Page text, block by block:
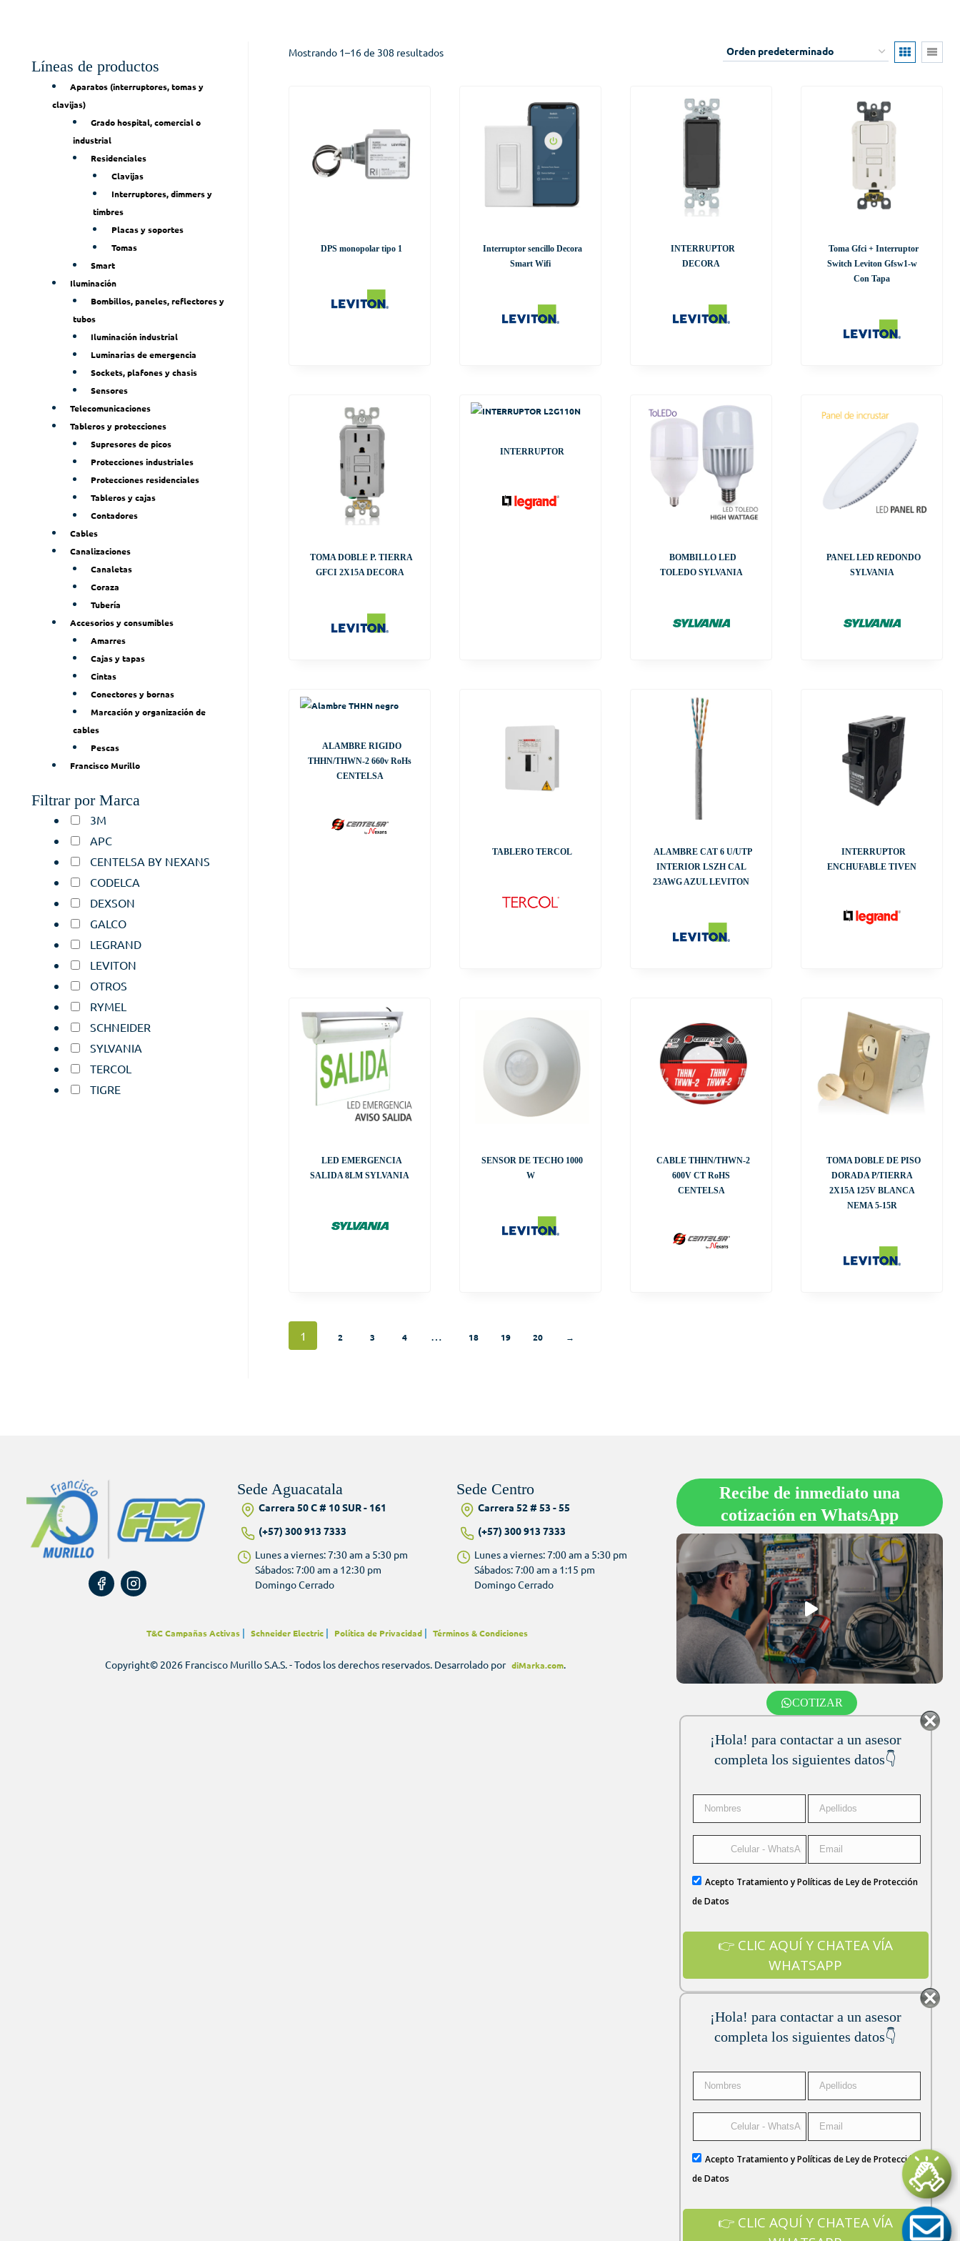
Mostrando 1–16 de 308 resultados
DPS monopolar tipo 1
Interruptor sencillo Decora
Smart Wifi
INTERRUPTOR
DECORA
Toma Gfci + Interruptor
Switch Leviton Gfsw1-w
Con Tapa
TOMA DOBLE P. TIERRA
GFCI 2X15A DECORA
INTERRUPTOR
BOMBILLO LED
TOLEDO SYLVANIA
PANEL LED REDONDO
SYLVANIA
ALAMBRE RIGIDO
THHN/THWN-2 660v RoHs
CENTELSA
TABLERO TERCOL
ALAMBRE CAT 6 U/UTP
INTERIOR LSZH CAL
23AWG AZUL LEVITON
INTERRUPTOR
ENCHUFABLE TIVEN
LED EMERGENCIA
SALIDA 8LM SYLVANIA
SENSOR DE TECHO 1000
W
CABLE THHN/THWN-2
600V CT RoHS
CENTELSA
TOMA DOBLE DE PISO
DORADA P/TIERRA
2X15A 125V BLANCA
NEMA 5-15R
1 2 3 4 … 18 19 20 →
Líneas de productos
Aparatos (interruptores, tomas y
clavijas)
Grado hospital, comercial o
industrial
Residenciales
Clavijas
Interruptores, dimmers y
timbres
Placas y soportes
Tomas
Smart
Iluminación
Bombillos, paneles, reflectores y
tubos
Iluminación industrial
Luminarias de emergencia
Sockets, plafones y chasis
Sensores
Telecomunicaciones
Tableros y protecciones
Supresores de picos
Protecciones industriales
Protecciones residenciales
Tableros y cajas
Contadores
Cables
Canalizaciones
Canaletas
Coraza
Tubería
Accesorios y consumibles
Amarres
Cajas y tapas
Cintas
Conectores y bornas
Marcación y organización de
cables
Pescas
Francisco Murillo
Filtrar por Marca
3M
APC
CENTELSA BY NEXANS
CODELCA
DEXSON
GALCO
LEGRAND
LEVITON
OTROS
RYMEL
SCHNEIDER
SYLVANIA
TERCOL
TIGRE
Sede Aguacatala
Carrera 50 C # 10 SUR - 161
(+57) 300 913 7333
Lunes a viernes: 7:30 am a 5:30 pm
Sábados: 7:00 am a 12:30 pm
Domingo Cerrado
Sede Centro
Carrera 52 # 53 - 55
(+57) 300 913 7333
Lunes a viernes: 7:00 am a 5:30 pm
Sábados: 7:00 am a 1:15 pm
Domingo Cerrado
T&C Campañas Activas | Schneider Electric | Política de Privacidad | Términos & Condiciones
Copyright© 2026 Francisco Murillo S.A.S. - Todos los derechos reservados. Desarrolado por diMarka.com.
Recibe de inmediato una
cotización enWhatsApp
COTIZAR
¡Hola! para contactar a un asesor
completa los siguientes datos👇
Acepto Tratamiento y Políticas de Ley de Protección
de Datos
¡Hola! para contactar a un asesor
completa los siguientes datos👇
Acepto Tratamiento y Políticas de Ley de Protección
de Datos